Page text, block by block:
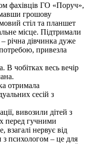
фахівців ГО «Поруч»,
грошову
стіл та планшет
місце. Підтримали
річна дівчинка дуже
привезла
В чобітках весь вечір
отримала
сесій з
вивозили дітей з
перед гучними
взагалі нервує від
психологом – це для